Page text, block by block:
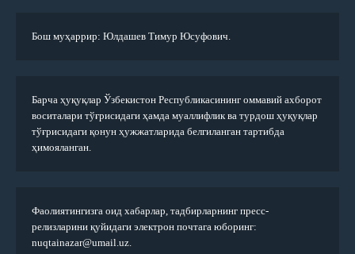
Бош муҳаррир: Юлдашев Тимур Юсуфович.
Барча ҳуқуқлар Ўзбекистон Республикасининг оммавий ахборот
воситалари тўғрисидаги ҳамда муаллифлик ва турдош ҳуқуқлар
тўғрисидаги қонун ҳужжатларида белгиланган тартибда
ҳимояланган.
Фаолиятингизга оид хабарлар, тадбирларнинг пресс-
релизларини қуйидаги электрон почтага юборинг:
nuqtainazar@umail.uz.